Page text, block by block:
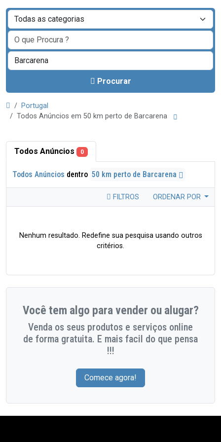
Procurar
Portugal
Todos Anúncios em 50 km perto de Barcarena
Todos Anúncios 0
Todos Anúncios dentro 50 km perto de Barcarena
FILTROS ORDENAR POR
Nenhum resultado. Redefine sua pesquisa usando outros
critérios.
Você tem algo para vender ou alugar?
Venda os seus produtos e serviços online
de forma gratuita. E mais facil do que pensa
!!!
Comece agora!